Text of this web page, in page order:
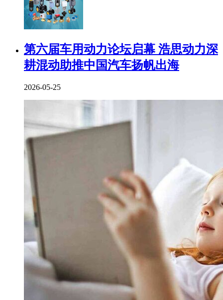
第六届车用动力论坛启幕 浩思动力深
耕混动助推中国汽车扬帆出海
2026-05-25